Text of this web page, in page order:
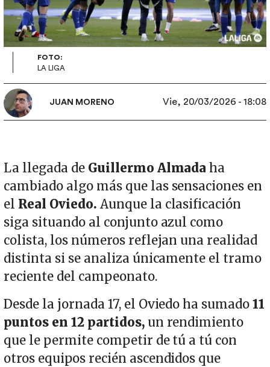
FOTO:
LA LIGA
JUAN MORENO Vie, 20/03/2026 - 18:08
La llegada de Guillermo Almada ha
cambiado algo más que las sensaciones en
el Real Oviedo. Aunque la clasificación
siga situando al conjunto azul como
colista, los números reflejan una realidad
distinta si se analiza únicamente el tramo
reciente del campeonato.
Desde la jornada 17, el Oviedo ha sumado11
puntos en 12 partidos,un rendimiento
que le permite competir de tú a tú con
otros equipos recién ascendidos que